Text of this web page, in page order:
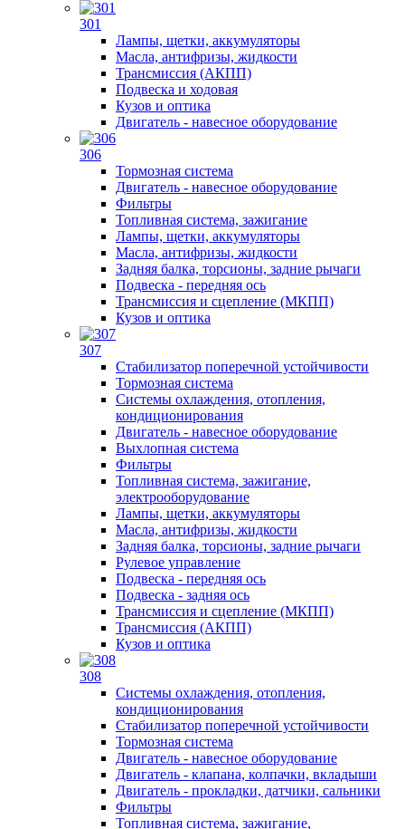
301
Лампы, щетки, аккумуляторы
Масла, антифризы, жидкости
Трансмиссия (АКПП)
Подвеска и ходовая
Кузов и оптика
Двигатель - навесное оборудование
306
Тормозная система
Двигатель - навесное оборудование
Фильтры
Топливная система, зажигание
Лампы, щетки, аккумуляторы
Масла, антифризы, жидкости
Задняя балка, торсионы, задние рычаги
Подвеска - передняя ось
Трансмиссия и сцепление (МКПП)
Кузов и оптика
307
Стабилизатор поперечной устойчивости
Тормозная система
Системы охлаждения, отопления,
кондиционирования
Двигатель - навесное оборудование
Выхлопная система
Фильтры
Топливная система, зажигание,
электрооборудование
Лампы, щетки, аккумуляторы
Масла, антифризы, жидкости
Задняя балка, торсионы, задние рычаги
Рулевое управление
Подвеска - передняя ось
Подвеска - задняя ось
Трансмиссия и сцепление (МКПП)
Трансмиссия (АКПП)
Кузов и оптика
308
Системы охлаждения, отопления,
кондиционирования
Стабилизатор поперечной устойчивости
Тормозная система
Двигатель - навесное оборудование
Двигатель - клапана, колпачки, вкладыши
Двигатель - прокладки, датчики, сальники
Фильтры
Топливная система, зажигание,